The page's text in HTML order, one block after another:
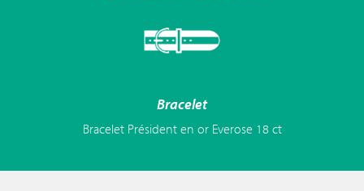
Bracelet
Bracelet Président en or Everose 18 ct